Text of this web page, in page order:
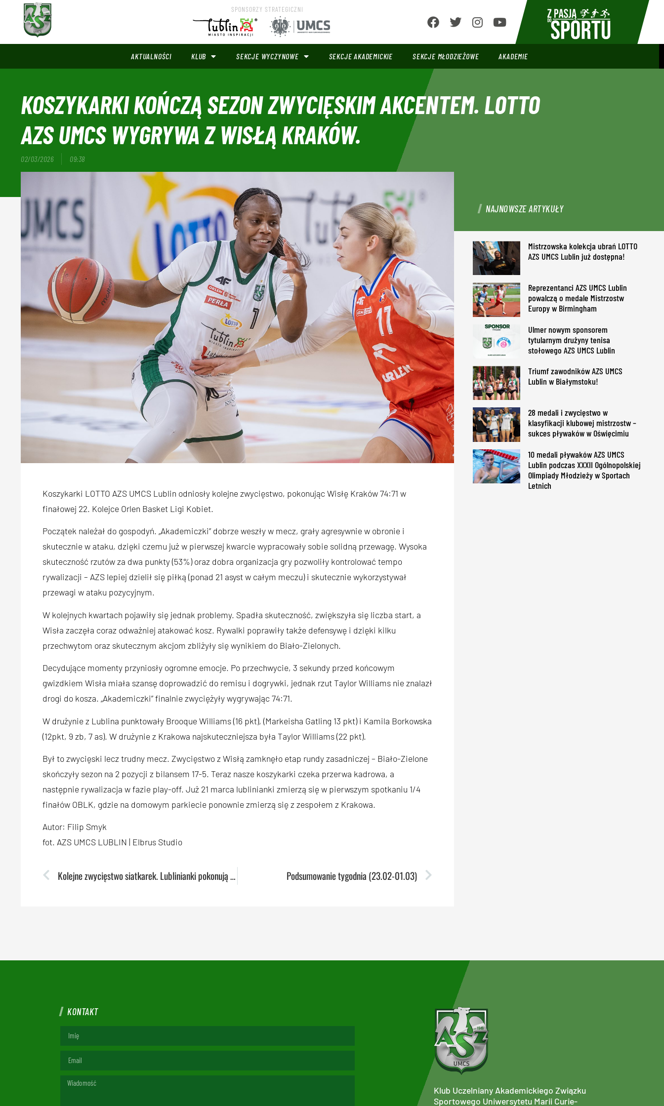
SPONSORZY STRATEGICZNI
AKTUALNOŚCI KLUB SEKCJE WYCZYNOWE SEKCJE AKADEMICKIE SEKCJE MŁODZIEŻOWE AKADEMIE
KOSZYKARKI KOŃCZĄ SEZON ZWYCIĘSKIM AKCENTEM. LOTTO
AZS UMCS WYGRYWA Z WISŁĄ KRAKÓW.
02/03/2026 09:38
Koszykarki LOTTO AZS UMCS Lublin odniosły kolejne zwycięstwo, pokonując Wisłę Kraków 74:71 w
finałowej 22. Kolejce Orlen Basket Ligi Kobiet.
Początek należał do gospodyń. „Akademiczki” dobrze weszły w mecz, grały agresywnie w obronie i
skutecznie w ataku, dzięki czemu już w pierwszej kwarcie wypracowały sobie solidną przewagę. Wysoka
skuteczność rzutów za dwa punkty (53%) oraz dobra organizacja gry pozwoliły kontrolować tempo
rywalizacji – AZS lepiej dzielił się piłką (ponad 21 asyst w całym meczu) i skutecznie wykorzystywał
przewagi w ataku pozycyjnym.
W kolejnych kwartach pojawiły się jednak problemy. Spadła skuteczność, zwiększyła się liczba start, a
Wisła zaczęła coraz odważniej atakować kosz. Rywalki poprawiły także defensywę i dzięki kilku
przechwytom oraz skutecznym akcjom zbliżyły się wynikiem do Biało-Zielonych.
Decydujące momenty przyniosły ogromne emocje. Po przechwycie, 3 sekundy przed końcowym
gwizdkiem Wisła miała szansę doprowadzić do remisu i dogrywki, jednak rzut Taylor Williams nie znalazł
drogi do kosza. „Akademiczki” finalnie zwyciężyły wygrywając 74:71.
W drużynie z Lublina punktowały Brooque Williams (16 pkt), (Markeisha Gatling 13 pkt) i Kamila Borkowska
(12pkt, 9 zb, 7 as). W drużynie z Krakowa najskuteczniejsza była Taylor Williams (22 pkt).
Był to zwycięski lecz trudny mecz. Zwycięstwo z Wisłą zamknęło etap rundy zasadniczej – Biało-Zielone
skończyły sezon na 2 pozycji z bilansem 17-5. Teraz nasze koszykarki czeka przerwa kadrowa, a
następnie rywalizacja w fazie play-off. Już 21 marca lublinianki zmierzą się w pierwszym spotkaniu 1/4
finałów OBLK, gdzie na domowym parkiecie ponownie zmierzą się z zespołem z Krakowa.
Autor: Filip Smyk
fot. AZS UMCS LUBLIN | Elbrus Studio
Kolejne zwycięstwo siatkarek. Lublinianki pokonują zespół ze Starego Sącza 3:1. Podsumowanie tygodnia (23.02-01.03)
NAJNOWSZE ARTYKUŁY
Mistrzowska kolekcja ubrań LOTTO
AZS UMCS Lublin już dostępna!
Reprezentanci AZS UMCS Lublin
powalczą o medale Mistrzostw
Europy w Birmingham
Ulmer nowym sponsorem
tytularnym drużyny tenisa
stołowego AZS UMCS Lublin
Triumf zawodników AZS UMCS
Lublin w Białymstoku!
28 medali i zwycięstwo w
klasyfikacji klubowej mistrzostw –
sukces pływaków w Oświęcimiu
10 medali pływaków AZS UMCS
Lublin podczas XXXII Ogólnopolskiej
Olimpiady Młodzieży w Sportach
Letnich
KONTAKT
Klub Uczelniany Akademickiego Związku
Sportowego Uniwersytetu Marii Curie-